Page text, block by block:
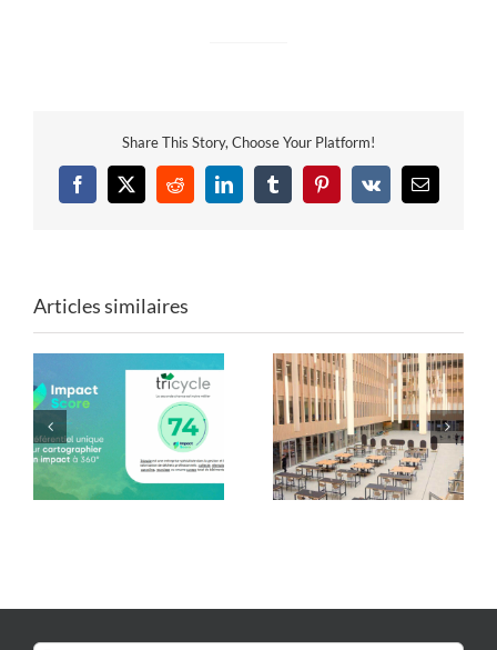
Share This Story, Choose Your Platform!
Facebook
X RedditLinkedInTumblrPinterest
Vk Email
Articles similaires
Mobilier de Paris 2024
: une seconde vie avec
Tricycle !
Les formes du réemploi
: Tricycle x ENSA Paris-
Est